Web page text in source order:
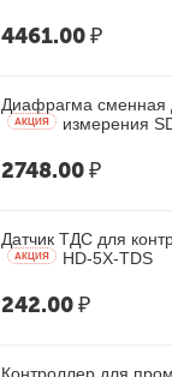
4461.00₽
Диафрагма сменная
измерения
AКЦИЯ
2748.00₽
Датчик ТДС для
HD-5X-TDS
AКЦИЯ
242.00₽